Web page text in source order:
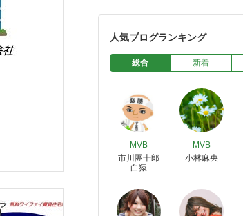
人気ブログランキング
総合 新着
MVB
市川團十郎
白猿
MVB
小林麻央